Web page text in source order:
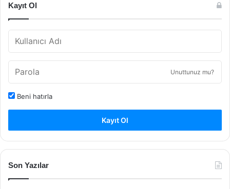
Kayıt Ol
Unuttunuz mu?
Beni hatırla
Kayıt Ol
Son Yazılar